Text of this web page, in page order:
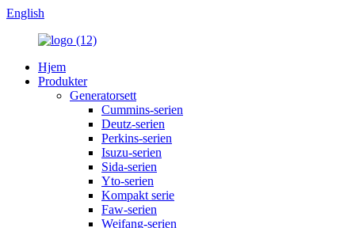
English
Hjem
Produkter
Generatorsett
Cummins-serien
Deutz-serien
Perkins-serien
Isuzu-serien
Sida-serien
Yto-serien
Kompakt serie
Faw-serien
Weifang-serien